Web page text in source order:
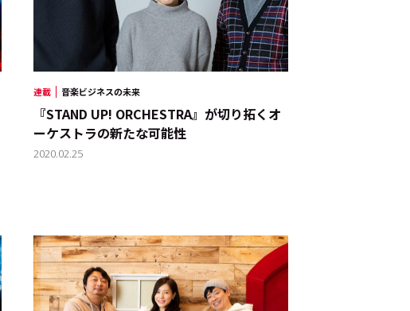
連載 音楽ビジネスの未来
『STAND UP! ORCHESTRA』が切り拓くオ
ーケストラの新たな可能性
2020.02.25